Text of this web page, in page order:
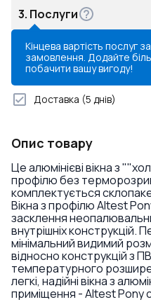
3. Послуги
Кінцева вартість послуг
замовлення. Додайте
побачити вашу вигоду!
Доставка (5 днів)
Опис товару
Це алюмінієві вікна з
профілю без
комплектується
Вікна з профілю Altest
засклення
внутрішніх конструкцій.
мінімальний видимий
відносно конструкцій з
температурного
легкі, надійні вікна з
приміщення - Altest Pony